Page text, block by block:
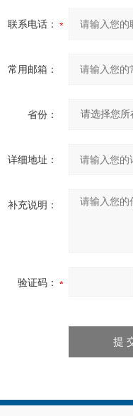
联系电话：
常用邮箱：
省份：
详细地址：
补充说明：
验证码：